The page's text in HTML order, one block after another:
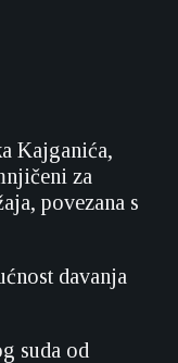
Kajganića,
za
povezana s
davanja
suda od